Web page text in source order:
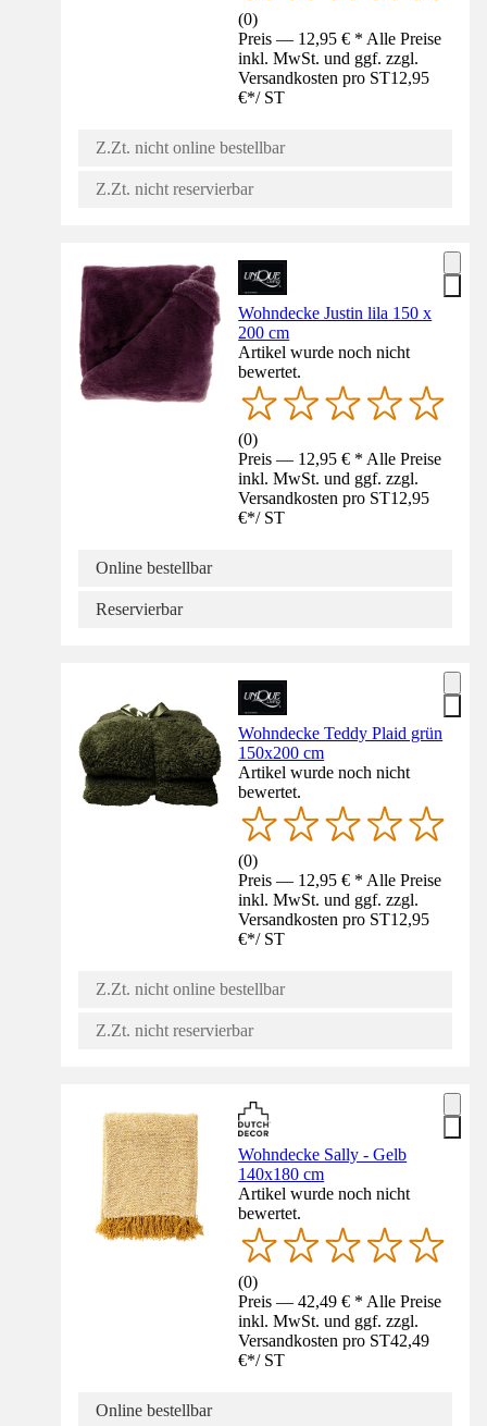
(0)
Preis — 12,95 € * Alle Preise
inkl. MwSt. und ggf. zzgl.
Versandkosten pro ST12,95
€*/ ST
Z.Zt. nicht online bestellbar
Z.Zt. nicht reservierbar
Wohndecke Justin lila 150 x
200 cm
Artikel wurde noch nicht
bewertet.
(0)
Preis — 12,95 € * Alle Preise
inkl. MwSt. und ggf. zzgl.
Versandkosten pro ST12,95
€*/ ST
Online bestellbar
Reservierbar
Wohndecke Teddy Plaid grün
150x200 cm
Artikel wurde noch nicht
bewertet.
(0)
Preis — 12,95 € * Alle Preise
inkl. MwSt. und ggf. zzgl.
Versandkosten pro ST12,95
€*/ ST
Z.Zt. nicht online bestellbar
Z.Zt. nicht reservierbar
Wohndecke Sally - Gelb
140x180 cm
Artikel wurde noch nicht
bewertet.
(0)
Preis — 42,49 € * Alle Preise
inkl. MwSt. und ggf. zzgl.
Versandkosten pro ST42,49
€*/ ST
Online bestellbar